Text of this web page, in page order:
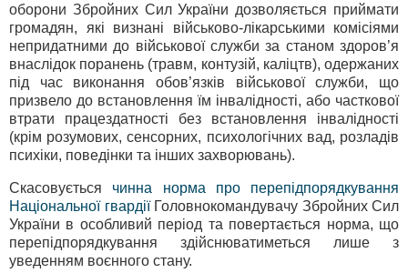
оборони Збройних Сил України дозволяється приймати
громадян, які визнані військово-лікарськими комісіями
непридатними до військової служби за станом здоров’я
внаслідок поранень (травм, контузій, каліцтв), одержаних
під час виконання обов’язків військової служби, що
призвело до встановлення їм інвалідності, або часткової
втрати працездатності без встановлення інвалідності
(крім розумових, сенсорних, психологічних вад, розладів
психіки, поведінки та інших захворювань).
Скасовується чинна норма про перепідпорядкування
Національної гвардіїГоловнокомандувачу Збройних Сил
України в особливий період та повертається норма, що
перепідпорядкування здійснюватиметься лише з
уведенням воєнного стану.